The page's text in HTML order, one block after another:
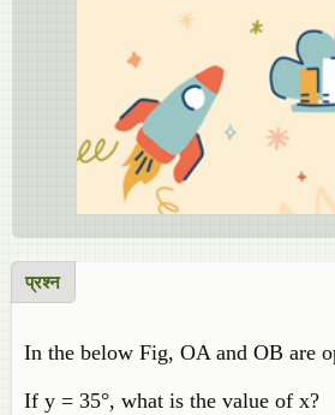
प्रश्न
In the below Fig, OA and OB are
If y = 35°, what is the value of x?